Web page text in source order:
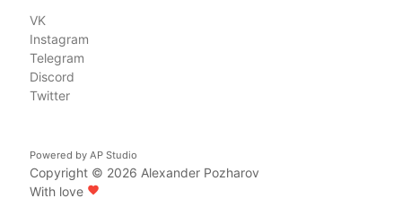
VK
Instagram
Telegram
Discord
Twitter
Powered by AP Studio
Copyright © 2026 Alexander Pozharov
With love favorite